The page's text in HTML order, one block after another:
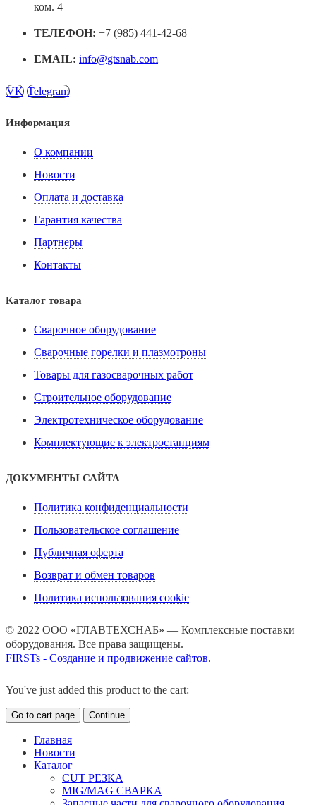
ком. 4
ТЕЛЕФОН: +7 (985) 441-42-68
EMAIL: info@gtsnab.com
VK Telegram
Информация
О компании
Новости
Оплата и доставка
Гарантия качества
Партнеры
Контакты
Каталог товара
Сварочное оборудование
Сварочные горелки и плазмотроны
Товары для газосварочных работ
Строительное оборудование
Электротехническое оборудование
Комплектующие к электростанциям
ДОКУМЕНТЫ САЙТА
Политика конфиденциальности
Пользовательское соглашение
Публичная оферта
Возврат и обмен товаров
Политика использования cookie
© 2022 ООО «ГЛАВТЕХСНАБ» — Комплексные поставки
оборудования. Все права защищены.
FIRSTs - Создание и продвижение сайтов.
You've just added this product to the cart:
Go to cart page Continue
Главная
Новости
Каталог
CUT РЕЗКА
MIG/MAG СВАРКА